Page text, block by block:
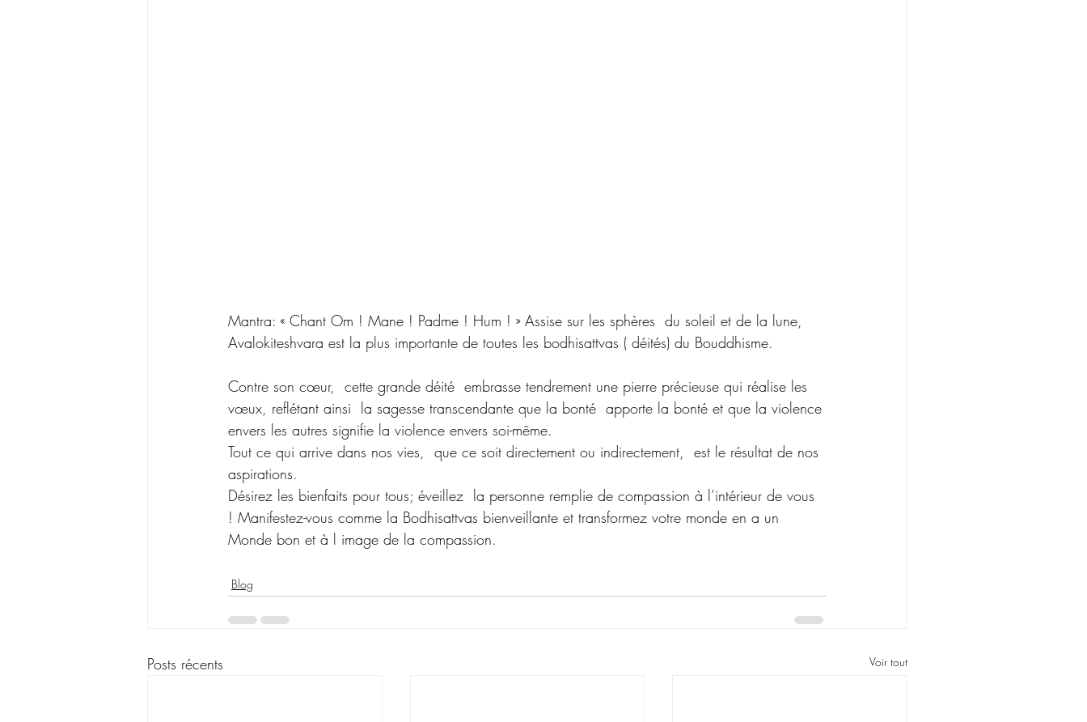
Mantra: « Chant Om ! Mane ! Padme ! Hum ! » Assise sur les sphères  du soleil et de la lune,
Avalokiteshvara est la plus importante de toutes les bodhisattvas ( déités) du Bouddhisme.
Contre son cœur,  cette grande déité  embrasse tendrement une pierre précieuse qui réalise les
vœux, reflétant ainsi  la sagesse transcendante que la bonté  apporte la bonté et que la violence
envers les autres signifie la violence envers soi-même.
Tout ce qui arrive dans nos vies,  que ce soit directement ou indirectement,  est le résultat de nos
aspirations.
Désirez les bienfaits pour tous; éveillez  la personne remplie de compassion à l’intérieur de vous
! Manifestez-vous comme la Bodhisattvas bienveillante et transformez votre monde en a un
Monde bon et à l image de la compassion.
Blog
Posts récents Voir tout